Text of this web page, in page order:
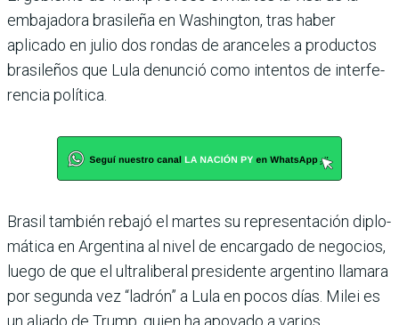
embaja­dora brasileña en Washington, tras haber
aplicado en julio dos rondas de aranceles a produc­tos
brasileños que Lula denun­ció como intentos de interfe­
rencia política.
Brasil también rebajó el mar­tes su representación diplo­
mática en Argentina al nivel de encargado de negocios,
luego de que el ultraliberal presi­dente argentino llamara
por segunda vez “ladrón” a Lula en pocos días. Milei es
un aliado de Trump, quien ha apoyado a varios